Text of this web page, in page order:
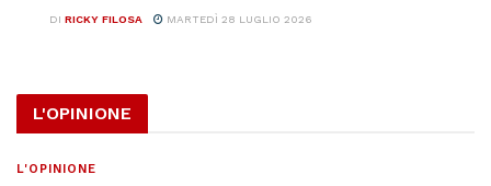
DI RICKY FILOSA MARTEDÌ 28 LUGLIO 2026
L'OPINIONE
L'OPINIONE